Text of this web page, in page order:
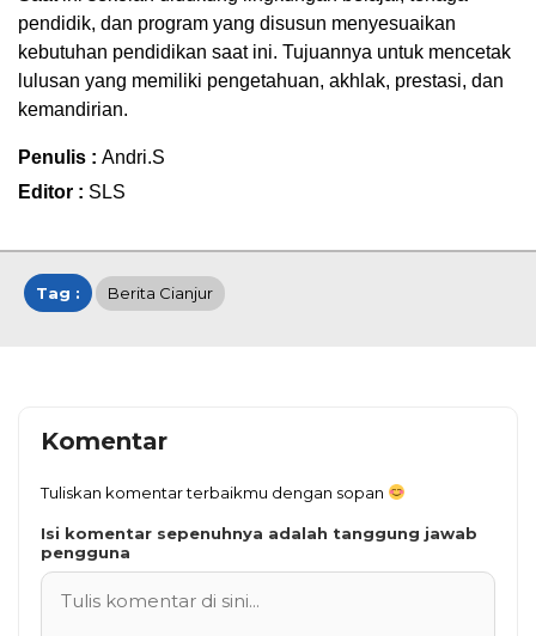
pendidik, dan program yang disusun menyesuaikan
kebutuhan pendidikan saat ini. Tujuannya untuk mencetak
lulusan yang memiliki pengetahuan, akhlak, prestasi, dan
kemandirian.
Penulis : Andri.S
Editor : SLS
Tag : Berita Cianjur
Komentar
Tuliskan komentar terbaikmu dengan sopan
Isi komentar sepenuhnya adalah tanggung jawab
pengguna